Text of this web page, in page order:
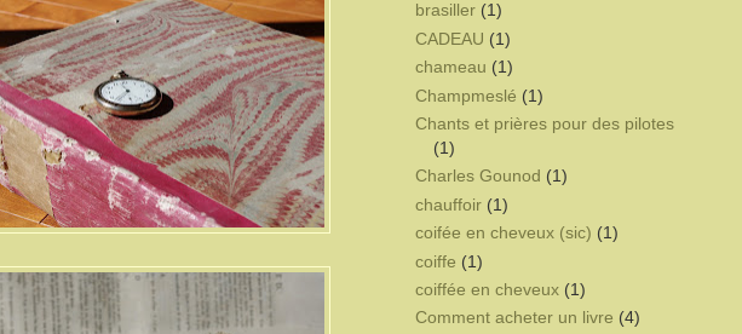
brasiller (1)
CADEAU (1)
chameau (1)
Champmeslé (1)
Chants et prières pour des pilotes
(1)
Charles Gounod (1)
chauffoir (1)
coifée en cheveux (sic) (1)
coiffe (1)
coiffée en cheveux (1)
Comment acheter un livre (4)